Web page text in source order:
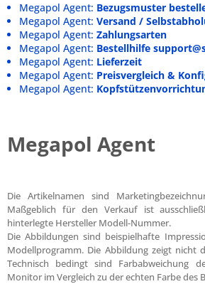
Megapol Agent: Bezugsmuster
Megapol Agent: Versand /
Megapol Agent: Zahlungsarten
Megapol Agent: Bestellhilfe
Megapol Agent: Lieferzeit
Megapol Agent: Preisvergleich &
Megapol Agent:
Megapol Agent
Die Artikelnamen sind
Maßgeblich für den Verkauf ist
hinterlegte Hersteller Modell-Nummer.
Die Abbildungen sind beispielhafte
Modellprogramm. Die Abbildung zeigt nicht
Technisch bedingt sind Farbabweichung
Monitor im Vergleich zu der echten Farbe des